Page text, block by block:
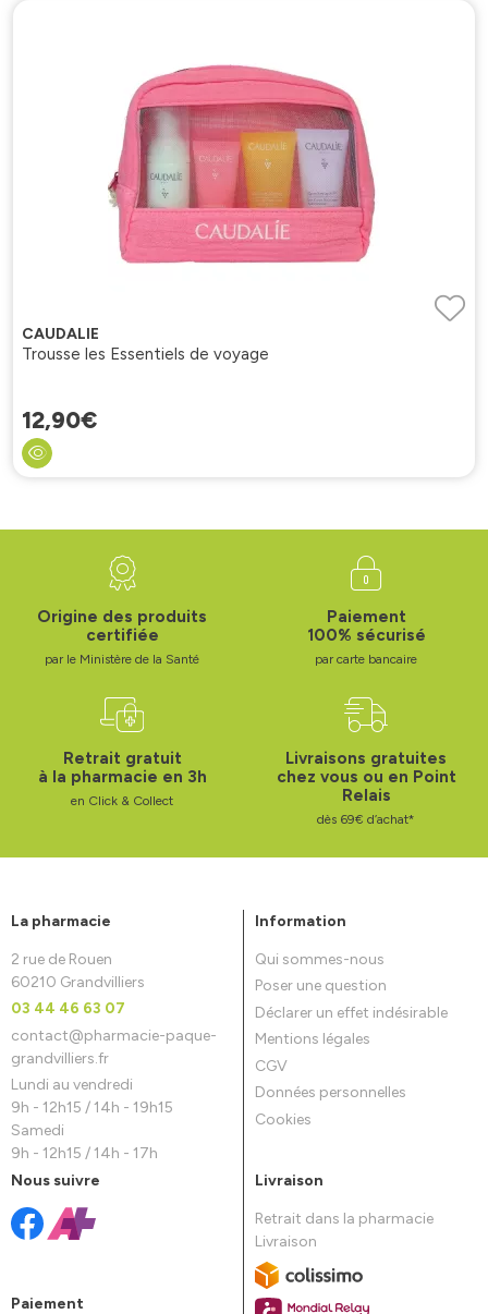
CAUDALIE
Trousse les Essentiels de voyage
12,90€
Origine des produits
certifiée
par le Ministère de la Santé
Paiement
100% sécurisé
par carte bancaire
Retrait gratuit
à la pharmacie en 3h
en Click & Collect
Livraisons gratuites
chez vous ou en Point
Relais
dès 69€ d’achat*
La pharmacie
2 rue de Rouen
60210 Grandvilliers
03 44 46 63 07
contact@pharmacie-paque-
grandvilliers.fr
Lundi au vendredi
9h - 12h15 / 14h - 19h15
Samedi
9h - 12h15 / 14h - 17h
Information
Qui sommes-nous
Poser une question
Déclarer un effet indésirable
Mentions légales
CGV
Données personnelles
Cookies
Nous suivre
Paiement
Livraison
Retrait dans la pharmacie
Livraison